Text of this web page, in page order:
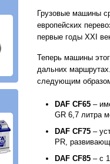
Грузовые машины
европейских
первые годы XXI
Теперь машины
дальних
следующим
DAF CF65 –
GR 6,7 литра
DAF CF75 –
PR,
DAF CF85 – c